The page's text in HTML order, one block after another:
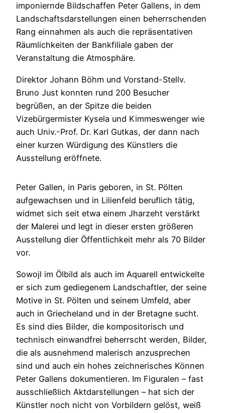
imponiernde Bildschaffen Peter Gallens, in dem
Landschaftsdarstellungen einen beherrschenden
Rang einnahmen als auch die repräsentativen
Räumlichkeiten der Bankfiliale gaben der
Veranstaltung die Atmosphäre.
Direktor Johann Böhm und Vorstand-Stellv.
Bruno Just konnten rund 200 Besucher
begrüßen, an der Spitze die beiden
Vizebürgermister Kysela und Kimmeswenger wie
auch Univ.-Prof. Dr. Karl Gutkas, der dann nach
einer kurzen Würdigung des Künstlers die
Ausstellung eröffnete.
Peter Gallen, in Paris geboren, in St. Pölten
aufgewachsen und in Lilienfeld beruflich tätig,
widmet sich seit etwa einem Jharzeht verstärkt
der Malerei und legt in dieser ersten größeren
Ausstellung dier Öffentlichkeit mehr als 70 Bilder
vor.
Sowojl im Ölbild als auch im Aquarell entwickelte
er sich zum gediegenem Landschaftler, der seine
Motive in St. Pölten und seinem Umfeld, aber
auch in Griecheland und in der Bretagne sucht.
Es sind dies Bilder, die kompositorisch und
technisch einwandfrei beherrscht werden, Bilder,
die als ausnehmend malerisch anzusprechen
sind und auch ein hohes zeichnerisches Können
Peter Gallens dokumentieren. Im Figuralen – fast
ausschließlich Aktdarstellungen – hat sich der
Künstler noch nicht von Vorbildern gelöst, weiß